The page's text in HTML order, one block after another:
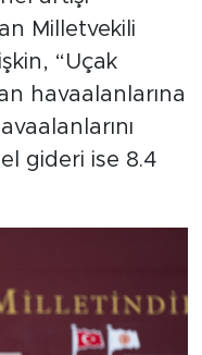
Milletvekili
“Uçak
havaalanlarına
gideri ise 8.4